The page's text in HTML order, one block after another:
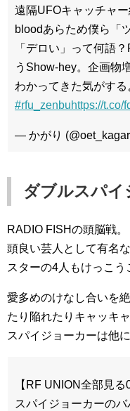
遠隔UFOキャッチャ
bloodあらため僕ら「
「デロい」って何語
うShow-hey。企画物
わかってきた気がする
#rfu_zenbuhttps://t.co/
— かがり
ダブルスパイ
RADIO FISHの頭脳戦。
頭良い芸人として有名
スターの4人もけっこう
愛多めのけなし合いを
たり陥れたりキャッキ
スパイジョーカーは他
【RF UNION全部見る
スパイジョーカーの